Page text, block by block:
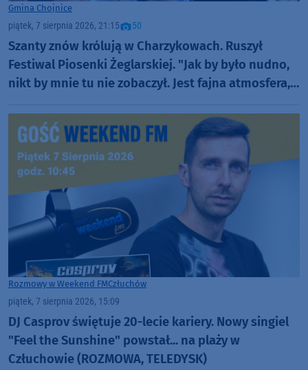
Gmina Chojnice
piątek, 7 sierpnia 2026, 21:15 50
Szanty znów królują w Charzykowach. Ruszył
Festiwal Piosenki Żeglarskiej. "Jak by było nudno,
nikt by mnie tu nie zobaczył. Jest fajna atmosfera,
Rozmowy w Weekend FMCzłuchów
piątek, 7 sierpnia 2026, 15:09
DJ Casprov świętuje 20-lecie kariery. Nowy singiel
"Feel the Sunshine" powstał... na plaży w
Człuchowie (ROZMOWA, TELEDYSK)